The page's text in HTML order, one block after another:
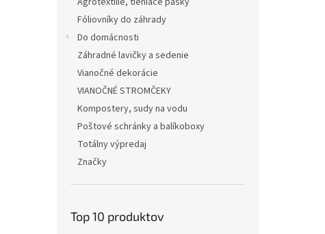
Fóliovníky do záhrady
Do domácnosti
Záhradné lavičky a sedenie
Vianočné dekorácie
VIANOČNÉ STROMČEKY
Kompostery, sudy na vodu
Poštové schránky a balíkoboxy
Totálny výpredaj
Značky
Top 10 produktov